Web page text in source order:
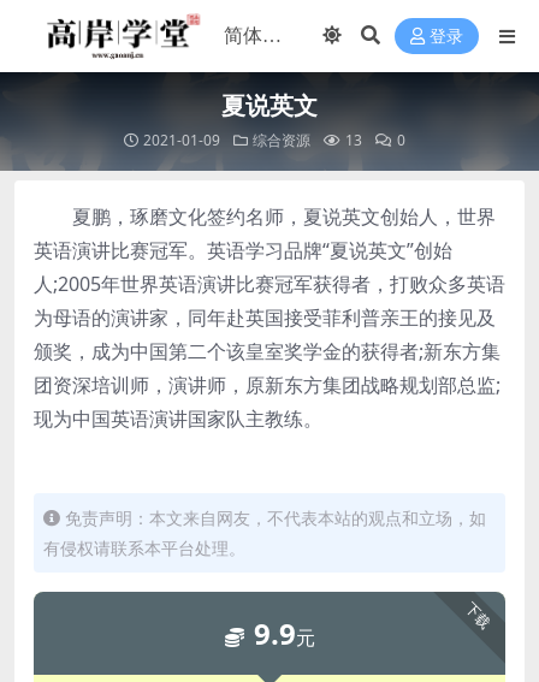
登录
夏说英文
2021-01-09 综合资源 13 0
夏鹏，琢磨文化签约名师，夏说英文创始人，世界
英语演讲比赛冠军。英语学习品牌“夏说英文”创始
人;2005年世界英语演讲比赛冠军获得者，打败众多英语
为母语的演讲家，同年赴英国接受菲利普亲王的接见及
颁奖，成为中国第二个该皇室奖学金的获得者;新东方集
团资深培训师，演讲师，原新东方集团战略规划部总监;
现为中国英语演讲国家队主教练。
免责声明：本文来自网友，不代表本站的观点和立场，如
有侵权请联系本平台处理。
下载
9.9元